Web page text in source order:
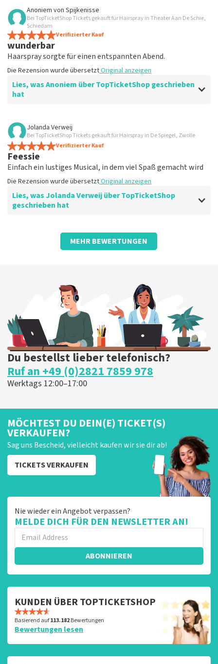
Bewertung von Ingrid Overbeek über
gut
gut
Die Rezension wurde übersetzt
Anoniem von Spijkenisse
Bei TopTicketShop Tickets gekauft für Hairspray in Theater Aan De Schie,
Schiedam
Verifizierter Kauf
wunderbar
Haarspray sorgte für einen entspannten Abend.
Die Rezension wurde übersetztOriginal anzeigen
Lies, was Anoniem über TopTicketShop geschrieben
hat
Bewertung von Anoniem über
Zufrieden
Die Rezension wurde übersetzt
Jolanda Verweij
Bei TopTicketShop Tickets gekauft für Hairspray in De Spiegel, Zwolle
Verifizierter Kauf
Feessie
Einfach ein lustiges Musical, in dem viel Spaß gemacht wird
Die Rezension wurde übersetztOriginal anzeigen
Lies, was Jolanda Verweij über TopTicketShop
geschrieben hat
Bewertung von Jolanda Verweij überTopTicketShop
MEHR BEWERTUNGEN
Du bestellst lieber telefonisch?
Ruf an +49 (0)2821 7859 978
Werktags 12:00–17:00
MÖCHTEST DU DEIN(E) TICKET(S)
VERKAUFEN?
Sag uns Bescheid, vielleicht kaufen wir sie dir ab!
TICKETS VERKAUFEN
Nie wieder ein Angebot verpassen?
MELDE DICH FÜR DEN NEWSLETTER AN!
ABONNIEREN
KUNDEN ÜBER TOPTICKETSHOP
Basierend auf113.182Bewertungen
Bewertungen lesen